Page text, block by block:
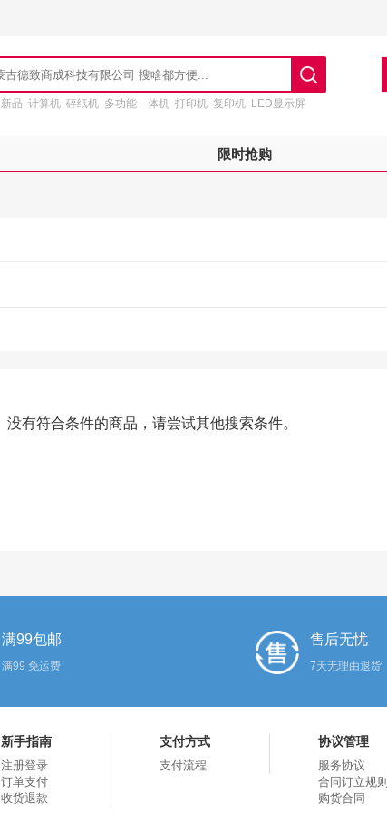
新品 计算机 碎纸机 多功能一体机 打印机 复印机 LED显示屏
限时抢购
没有符合条件的商品，请尝试其他搜索条件。
满99包邮
满99 免运费
售后无忧
7天无理由退货
新手指南
注册登录
订单支付
收货退款
支付方式
支付流程
协议管理
服务协议
合同订立规则
购货合同